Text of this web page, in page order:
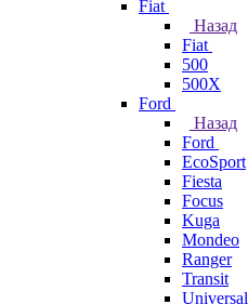
Fiat
Назад
Fiat
500
500X
Ford
Назад
Ford
EcoSport
Fiesta
Focus
Kuga
Mondeo
Ranger
Transit
Universal